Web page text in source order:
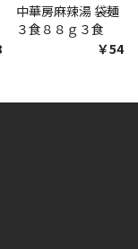
中華房麻辣湯 袋麺
３食８８ｇ３食
￥548
。